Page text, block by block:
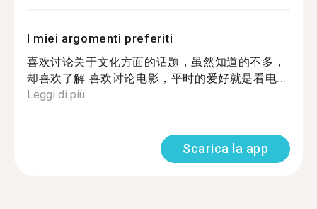
I miei argomenti preferiti
喜欢讨论关于文化方面的话题，虽然知道的不多，
却喜欢了解 喜欢讨论电影，平时的爱好就是看电...
Leggi di più
Scarica la app